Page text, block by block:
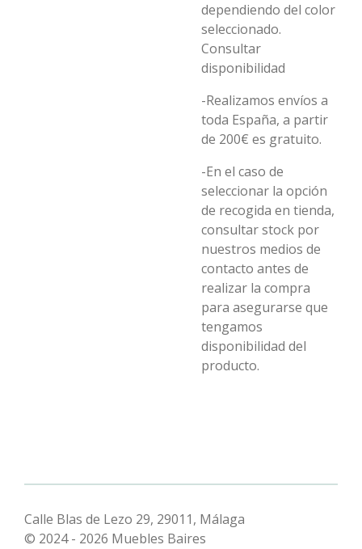
dependiendo del color
seleccionado.
Consultar
disponibilidad
-Realizamos envíos a
toda España, a partir
de 200€ es gratuito.
-En el caso de
seleccionar la opción
de recogida en tienda,
consultar stock por
nuestros medios de
contacto antes de
realizar la compra
para asegurarse que
tengamos
disponibilidad del
producto.
Calle Blas de Lezo 29, 29011, Málaga
© 2024 - 2026 Muebles Baires